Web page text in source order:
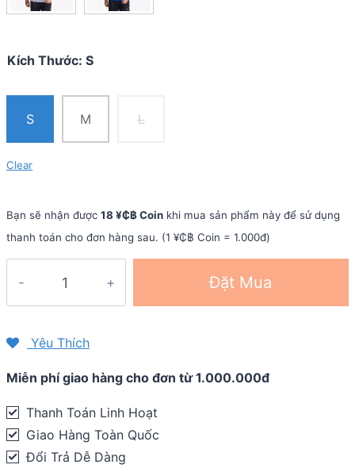
Kích Thước: S
S M L
Clear
Bạn sẽ nhận được 18 ¥₵฿ Coin khi mua sản phẩm này để sử dụng
thanh toán cho đơn hàng sau. (1 ¥₵฿ Coin = 1.000đ)
tay
2XU
Aero
Tee
MR6557A
Đặt Mua
Yêu Thích
Miễn phí giao hàng cho đơn từ 1.000.000đ
Thanh Toán Linh Hoạt
Giao Hàng Toàn Quốc
Đổi Trả Dễ Dàng